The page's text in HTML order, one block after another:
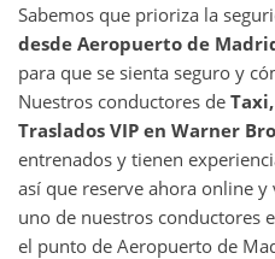
Sabemos que prioriza la
desde Aeropuerto de
para que se sienta seguro y
Nuestros conductores de
Traslados VIP en Warner
entrenados y tienen
así que reserve ahora online
uno de nuestros conductores
el punto de Aeropuerto de